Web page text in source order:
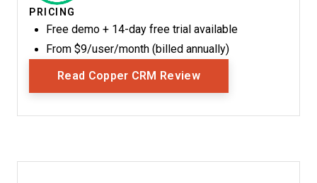
PRICING
Free demo + 14-day free trial available
From $9/user/month (billed annually)
Read Copper CRM ReviewOpens New Window